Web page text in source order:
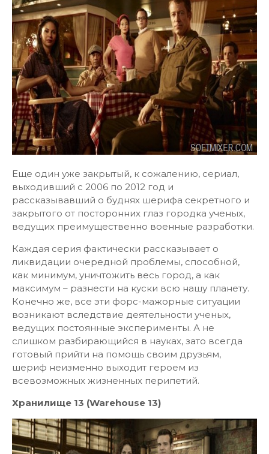
Еще один уже закрытый, к сожалению, сериал,
выходивший с 2006 по 2012 год и
рассказывавший о буднях шерифа секретного и
закрытого от посторонних глаз городка ученых,
ведущих преимущественно военные разработки.
Каждая серия фактически рассказывает о
ликвидации очередной проблемы, способной,
как минимум, уничтожить весь город, а как
максимум – разнести на куски всю нашу планету.
Конечно же, все эти форс-мажорные ситуации
возникают вследствие деятельности ученых,
ведущих постоянные эксперименты. А не
слишком разбирающийся в науках, зато всегда
готовый прийти на помощь своим друзьям,
шериф неизменно выходит героем из
всевозможных жизненных перипетий.
Хранилище 13 (Warehouse 13)